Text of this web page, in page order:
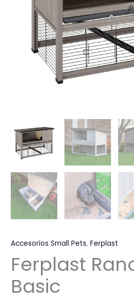
Accesorios Small Pets,Ferplast
Ferplast
Basic